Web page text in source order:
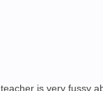
teacher is very fussy